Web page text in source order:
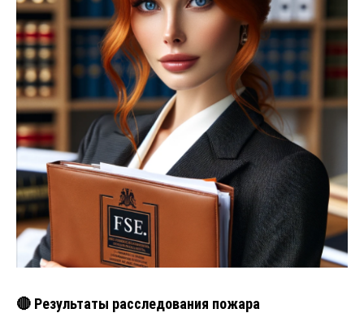
🔴 Результаты расследования пожара